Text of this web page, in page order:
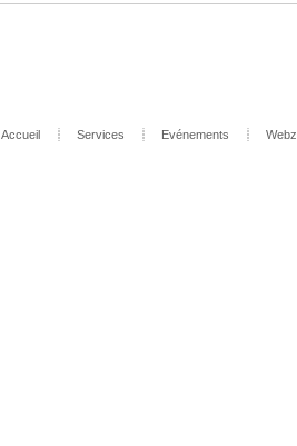
Accueil Services Evénements